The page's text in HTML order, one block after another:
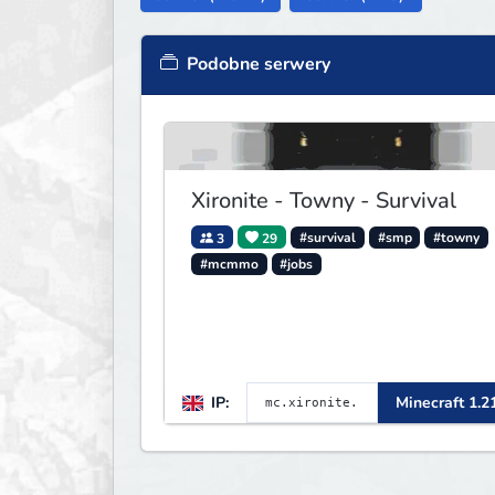
Podobne serwery
Xironite - Towny - Survival
3 29 #survival #smp
#towny
#mcmmo
#jobs
IP: Minecraft